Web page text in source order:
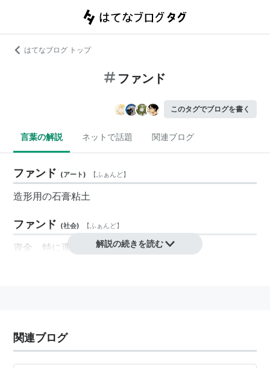
はてなブログ トップ
ファンド
このタグでブログを書く
言葉の解説 ネットで話題 関連ブログ
ファンド (アート) 【ふぁんど】
造形用の石膏粘土
ファンド (社会) 【ふぁんど】
資金、特に運用資金。
ームを指すこともあり、混同されがちである。
解説の続きを読む
関連ブログ